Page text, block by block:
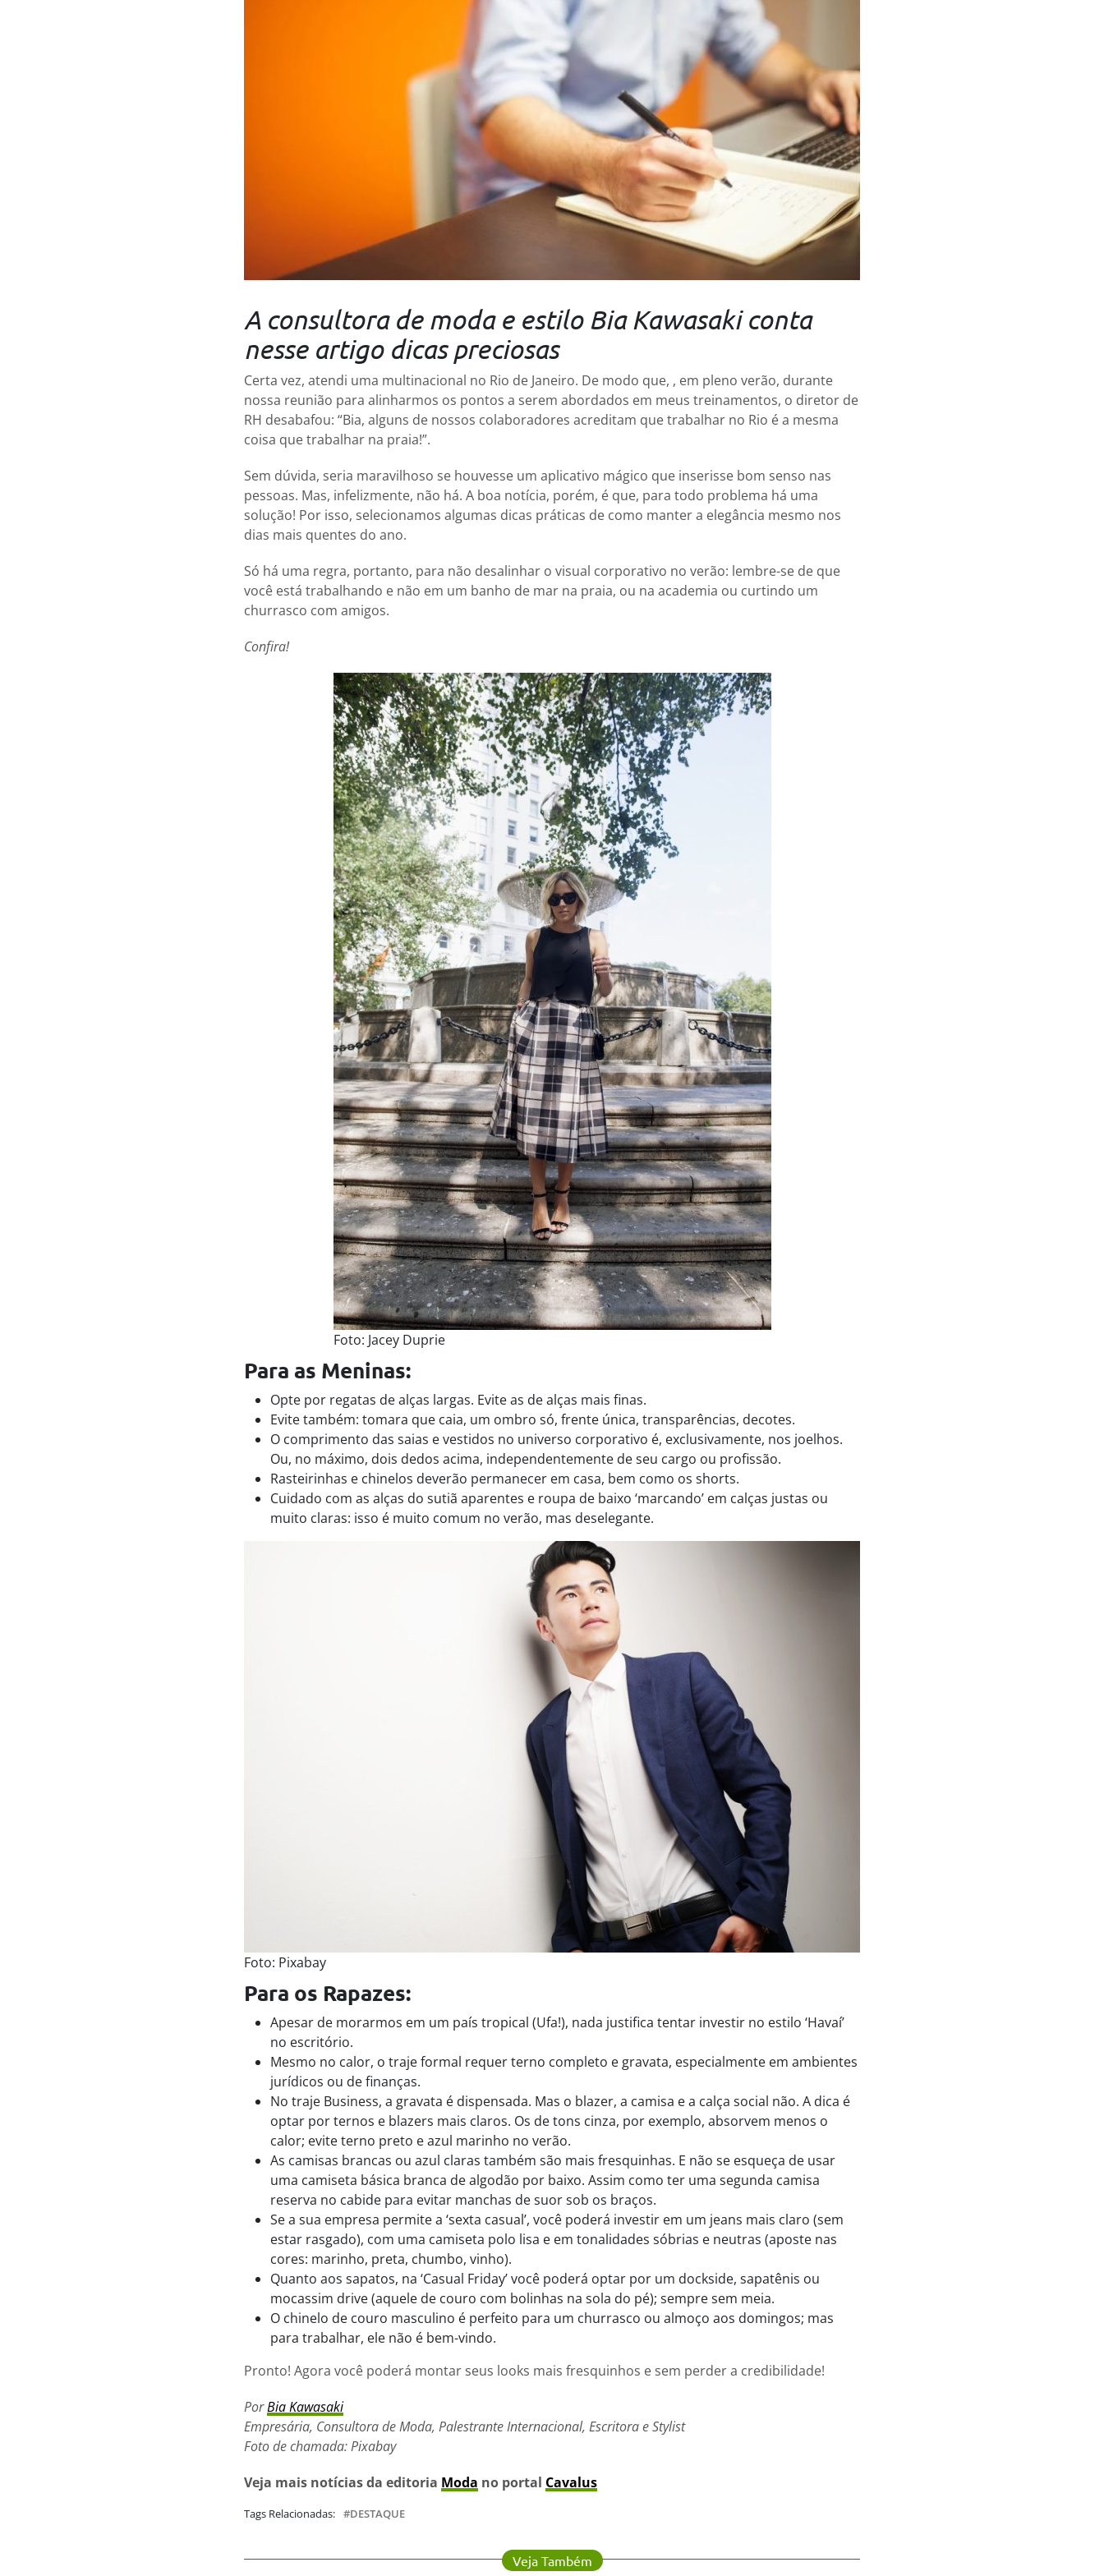
A consultora de moda e estilo Bia Kawasaki conta
nesse artigo dicas preciosas
Certa vez, atendi uma multinacional no Rio de Janeiro. De modo que, , em pleno verão, durante
nossa reunião para alinharmos os pontos a serem abordados em meus treinamentos, o diretor de
RH desabafou: “Bia, alguns de nossos colaboradores acreditam que trabalhar no Rio é a mesma
coisa que trabalhar na praia!”.
Sem dúvida, seria maravilhoso se houvesse um aplicativo mágico que inserisse bom senso nas
pessoas. Mas, infelizmente, não há. A boa notícia, porém, é que, para todo problema há uma
solução! Por isso, selecionamos algumas dicas práticas de como manter a elegância mesmo nos
dias mais quentes do ano.
Só há uma regra, portanto, para não desalinhar o visual corporativo no verão: lembre-se de que
você está trabalhando e não em um banho de mar na praia, ou na academia ou curtindo um
churrasco com amigos.
Confira!
Foto: Jacey Duprie
Para as Meninas:
Opte por regatas de alças largas. Evite as de alças mais finas.
Evite também: tomara que caia, um ombro só, frente única, transparências, decotes.
O comprimento das saias e vestidos no universo corporativo é, exclusivamente, nos joelhos.
Ou, no máximo, dois dedos acima, independentemente de seu cargo ou profissão.
Rasteirinhas e chinelos deverão permanecer em casa, bem como os shorts.
Cuidado com as alças do sutiã aparentes e roupa de baixo ‘marcando’ em calças justas ou
muito claras: isso é muito comum no verão, mas deselegante.
Foto: Pixabay
Para os Rapazes:
Apesar de morarmos em um país tropical (Ufa!), nada justifica tentar investir no estilo ‘Havaí’
no escritório.
Mesmo no calor, o traje formal requer terno completo e gravata, especialmente em ambientes
jurídicos ou de finanças.
No traje Business, a gravata é dispensada. Mas o blazer, a camisa e a calça social não. A dica é
optar por ternos e blazers mais claros. Os de tons cinza, por exemplo, absorvem menos o
calor; evite terno preto e azul marinho no verão.
As camisas brancas ou azul claras também são mais fresquinhas. E não se esqueça de usar
uma camiseta básica branca de algodão por baixo. Assim como ter uma segunda camisa
reserva no cabide para evitar manchas de suor sob os braços.
Se a sua empresa permite a ‘sexta casual’, você poderá investir em um jeans mais claro (sem
estar rasgado), com uma camiseta polo lisa e em tonalidades sóbrias e neutras (aposte nas
cores: marinho, preta, chumbo, vinho).
Quanto aos sapatos, na ‘Casual Friday’ você poderá optar por um dockside, sapatênis ou
mocassim drive (aquele de couro com bolinhas na sola do pé); sempre sem meia.
O chinelo de couro masculino é perfeito para um churrasco ou almoço aos domingos; mas
para trabalhar, ele não é bem-vindo.
Pronto! Agora você poderá montar seus looks mais fresquinhos e sem perder a credibilidade!
PorBia Kawasaki
Empresária, Consultora de Moda, Palestrante Internacional, Escritora e Stylist
Foto de chamada: Pixabay
Veja mais notícias da editoria Moda no portal Cavalus
Tags Relacionadas: DESTAQUE
Veja Também